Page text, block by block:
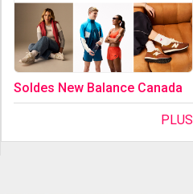
Soldes New Balance Canada
PLUS